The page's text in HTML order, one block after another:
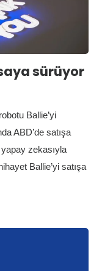
sürüyor
Ballie’yi
ABD’de satışa
zekasıyla
Ballie’yi satışa